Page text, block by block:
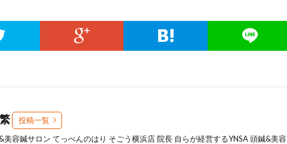
投稿一覧
美容鍼サロン てっぺんのはり そごう横浜店 院長 自らが経営するYNSA 頭鍼&美容